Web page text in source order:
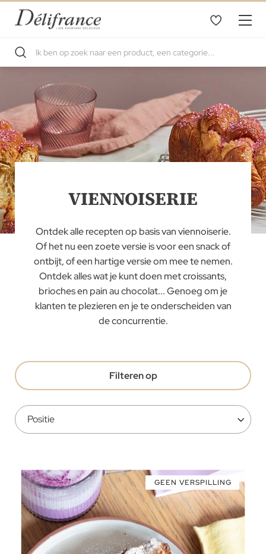
VIENNOISERIE
Ontdek alle recepten op basis van viennoiserie.
Of het nu een zoete versie is voor een snack of
ontbijt, of een hartige versie om mee te nemen.
Ontdek alles wat je kunt doen met croissants,
brioches en pain au chocolat... Genoeg om je
klanten te plezieren en je te onderscheiden van
de concurrentie.
GEEN VERSPILLING
Filteren op